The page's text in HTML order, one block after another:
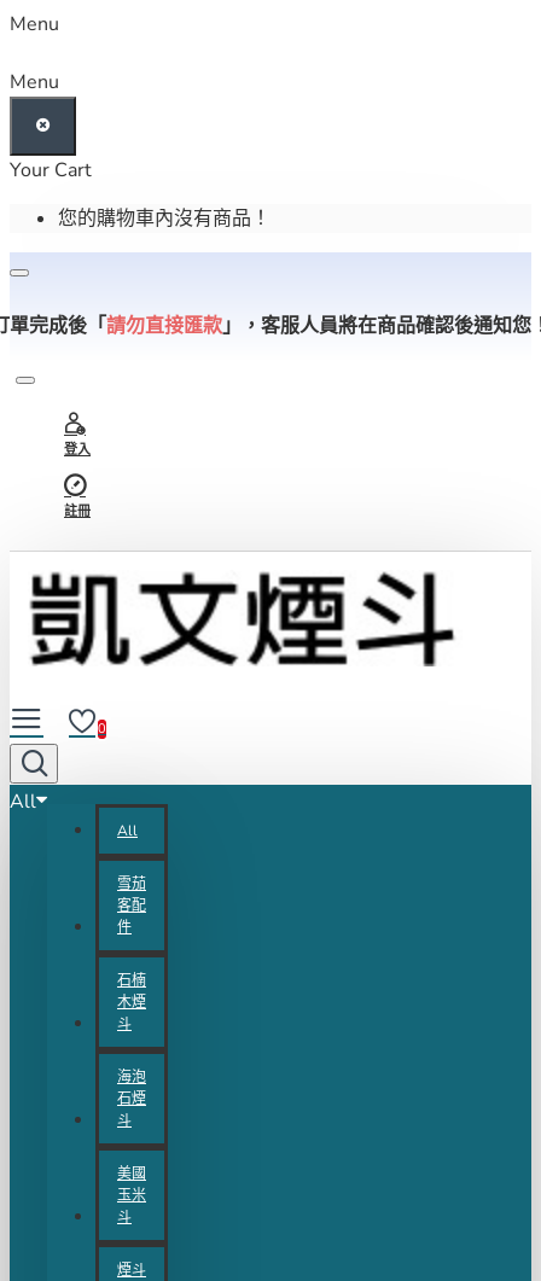
Menu
Menu
Your Cart
您的購物車內沒有商品！
單完成後「請勿直接匯款 」， 客服人員將在商品確認後通知您
登入
註冊
0
All
All
雪茄
客配
件
石楠
木煙
斗
海泡
石煙
斗
美國
玉米
斗
煙斗